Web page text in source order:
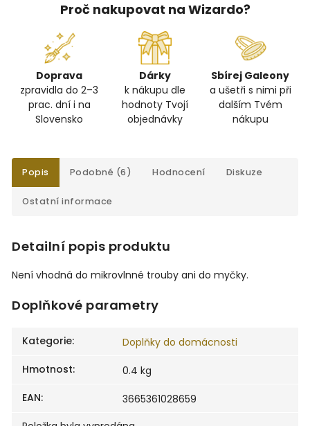
Proč nakupovat na Wizardo?
Doprava
zpravidla do 2–3
prac. dní i na
Slovensko
Dárky
k nákupu dle
hodnoty Tvojí
objednávky
Sbírej Galeony
a ušetři s nimi při
dalším Tvém
nákupu
Popis Podobné (6) Hodnocení Diskuze
Ostatní informace
Detailní popis produktu
Není vhodná do mikrovlnné trouby ani do myčky.
Doplňkové parametry
Kategorie:
Doplňky do domácnosti
Hmotnost:
0.4 kg
EAN:
3665361028659